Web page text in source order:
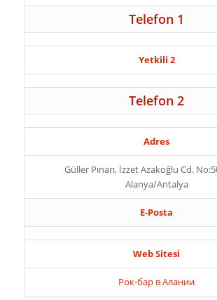
Telefon 1
Yetkili 2
Telefon 2
Adres
Güller Pınarı, İzzet Azakoğlu Cd.
Alanya/Antalya
E-Posta
Web Sitesi
Рок-бар в Алании